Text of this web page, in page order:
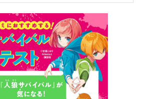
します。2025年11月12日には最新巻も発売予定。